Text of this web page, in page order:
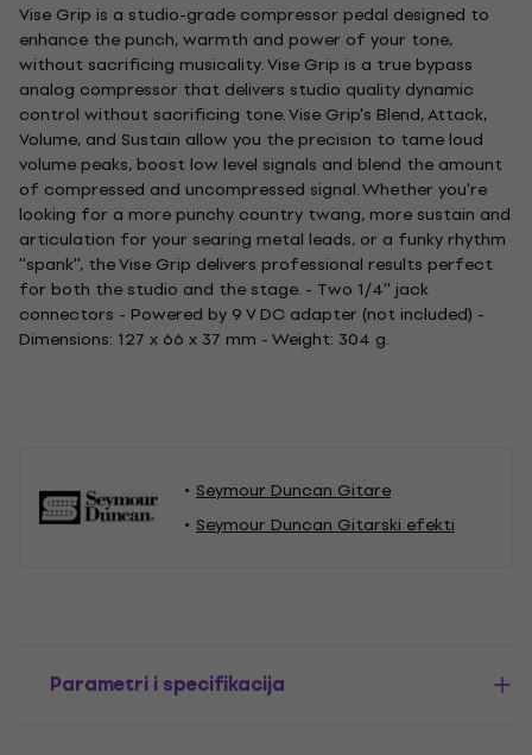
Vise Grip is a studio-grade compressor pedal designed to
enhance the punch, warmth and power of your tone,
without sacrificing musicality. Vise Grip is a true bypass
analog compressor that delivers studio quality dynamic
control without sacrificing tone. Vise Grip's Blend, Attack,
Volume, and Sustain allow you the precision to tame loud
volume peaks, boost low level signals and blend the amount
of compressed and uncompressed signal. Whether you're
looking for a more punchy country twang, more sustain and
articulation for your searing metal leads, or a funky rhythm
''spank'', the Vise Grip delivers professional results perfect
for both the studio and the stage. - Two 1/4'' jack
connectors - Powered by 9 V DC adapter (not included) -
Dimensions: 127 x 66 x 37 mm - Weight: 304 g.
Seymour Duncan Gitare
Seymour Duncan Gitarski efekti
Parametri i specifikacija